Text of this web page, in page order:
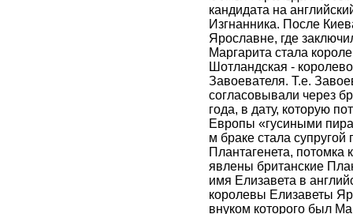
кандидата на
Изгнанника. После
Ярославне, где
Маргарита стала
Шотландская -
Завоевателя. Т.е.
согласовывали через
года, в дату, которую
Европы «гусиными
м браке стала
Плантагенета,
явлены британские
имя Елизавета в
королевы Елизаветы
внуком которого был